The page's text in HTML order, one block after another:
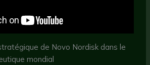
de Novo Nordisk dans le
mondial